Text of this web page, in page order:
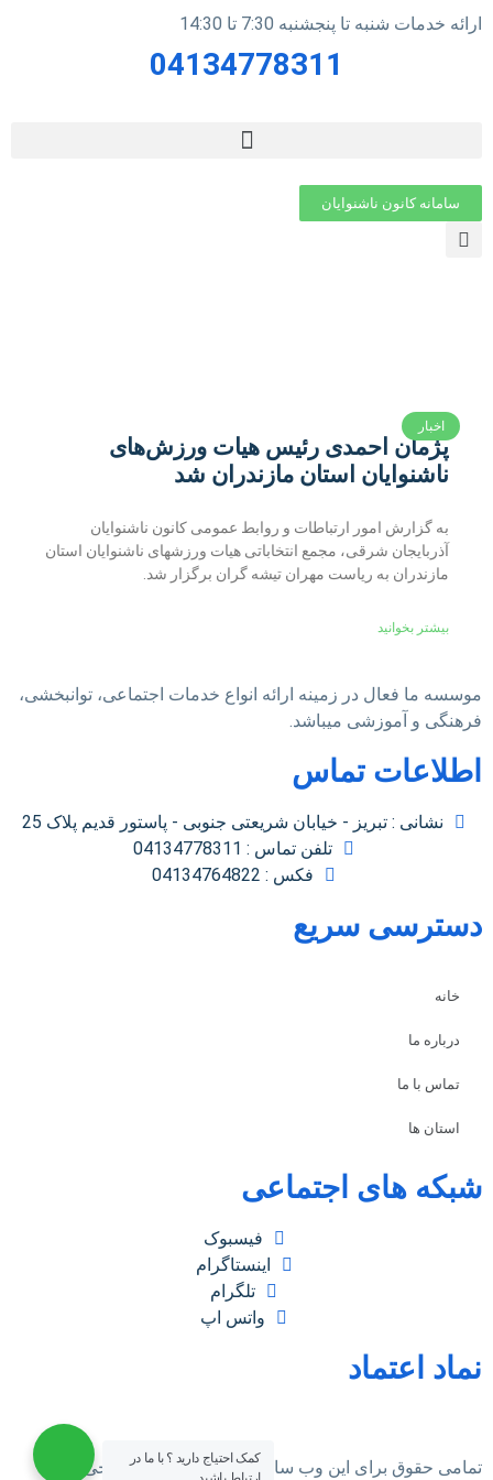
ارائه خدمات شنبه تا پنجشنبه 7:30 تا 14:30
04134778311
سامانه کانون ناشنوایان
اخبار
پژمان احمدی رئیس هیات ورزش‌های
ناشنوایان استان مازندران شد
به گزارش امور ارتباطات و روابط عمومی کانون ناشنوایان
آذربایجان شرقی، مجمع انتخاباتی هیات ورزشهای ناشنوایان استان
مازندران به ریاست مهران تیشه گران برگزار شد.
بیشتر بخوانید
موسسه ما فعال در زمینه ارائه انواع خدمات اجتماعی، توانبخشی،
فرهنگی و آموزشی میباشد.
اطلاعات تماس
نشانی : تبریز - خیابان شریعتی جنوبی - پاستور قدیم پلاک 25
تلفن تماس : 04134778311
فکس : 04134764822
دسترسی سریع
خانه
درباره ما
تماس با ما
استان ها
شبکه های اجتماعی
فیسبوک
اینستاگرام
تلگرام
واتس اپ
نماد اعتماد
تمامی حقوق برای این وب سایت محفوظ است | طراحی و
کمک احتیاج دارید ؟ با ما در